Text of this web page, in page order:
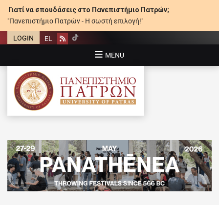
Γιατί να σπουδάσεις στο Πανεπιστήμιο Πατρών;
"Πανεπιστήμιο Πατρών - Η σωστή επιλογή!"
LOGIN EL Rss
MENU
ΠΑΝΕΠΙΣΤΉΜΙΟ ΠΑΤΡΏΝ